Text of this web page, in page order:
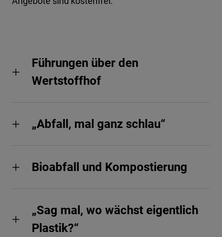
Führungen über den
Wertstoffhof
„Abfall, mal ganz schlau“
Bioabfall und Kompostierung
„Sag mal, wo wächst eigentlich
Plastik?“